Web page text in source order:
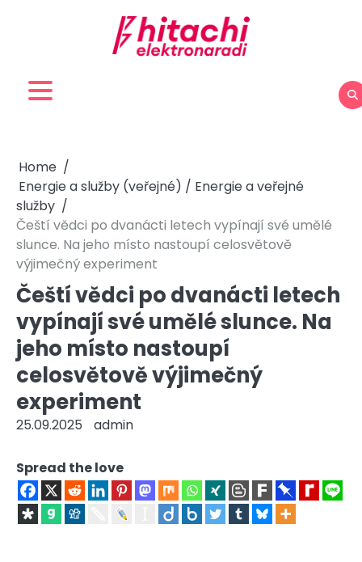
Home
Energie a služby (veřejné) / Energie a veřejné
služby
Čeští vědci po dvanácti letech vypínají své umělé
slunce. Na jeho místo nastoupí celosvětově
výjimečný experiment
Čeští vědci po dvanácti letech
vypínají své umělé slunce. Na
jeho místo nastoupí
celosvětově výjimečný
experiment
25.09.2025 admin
Spread the love